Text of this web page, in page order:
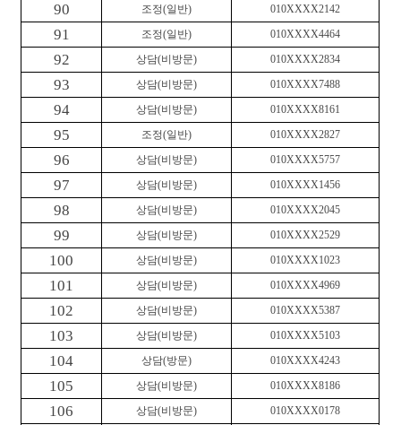
90 조정(일반) 010XXXX2142
91 조정(일반) 010XXXX4464
92 상담(비방문) 010XXXX2834
93 상담(비방문) 010XXXX7488
94 상담(비방문) 010XXXX8161
95 조정(일반) 010XXXX2827
96 상담(비방문) 010XXXX5757
97 상담(비방문) 010XXXX1456
98 상담(비방문) 010XXXX2045
99 상담(비방문) 010XXXX2529
100 상담(비방문) 010XXXX1023
101 상담(비방문) 010XXXX4969
102 상담(비방문) 010XXXX5387
103 상담(비방문) 010XXXX5103
104 상담(방문) 010XXXX4243
105 상담(비방문) 010XXXX8186
106 상담(비방문) 010XXXX0178